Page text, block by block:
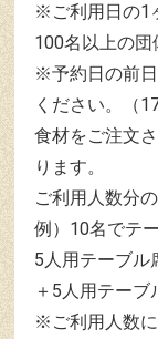
※ご利用日の1
100名以上の団
※予約日の前
ください。（
食材をご注文
ります。
ご利用人数分
例）10名でテ
5人用テーブル
＋5人用テーブ
※ご利用人数に